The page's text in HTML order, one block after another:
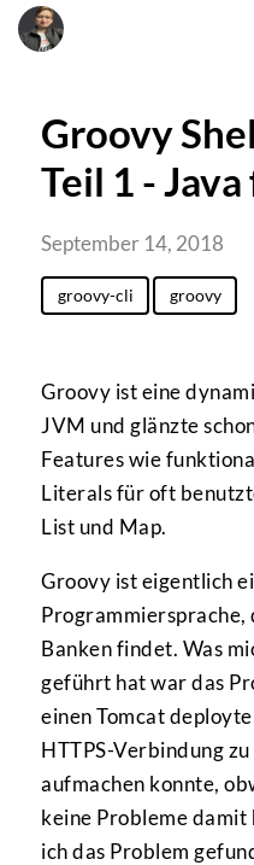
Groovy
Teil 1 -
September 14, 2018
groovy-cli groovy
Groovy ist eine
JVM und glänzte
Features wie
Literals für oft
List und Map.
Groovy ist eigentlich
Programmiersprache,
Banken findet. Was
geführt hat war das
einen Tomcat
HTTPS-Verbindung
aufmachen konnte,
keine Probleme
ich das Problem